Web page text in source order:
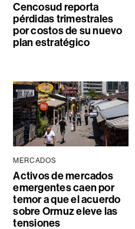
Cencosud reporta
pérdidas trimestrales
por costos de su nuevo
plan estratégico
MERCADOS
Activos de mercados
emergentes caen por
temor a que el acuerdo
sobre Ormuz eleve las
tensiones